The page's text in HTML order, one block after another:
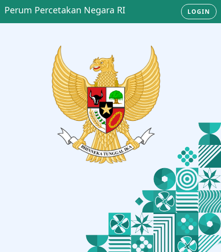
Perum Percetakan Negara RI LOGIN